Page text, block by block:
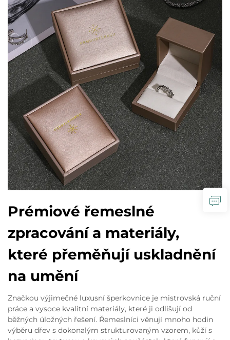
Prémiové řemeslné
zpracování a materiály,
které přeměňují uskladnění
na umění
Značkou výjimečné luxusní šperkovnice je mistrovská ruční
práce a vysoce kvalitní materiály, které ji odlišují od
běžných úložných řešení. Řemeslníci věnují mnoho hodin
výběru dřev s dokonalým strukturovaným vzorem, kůží s